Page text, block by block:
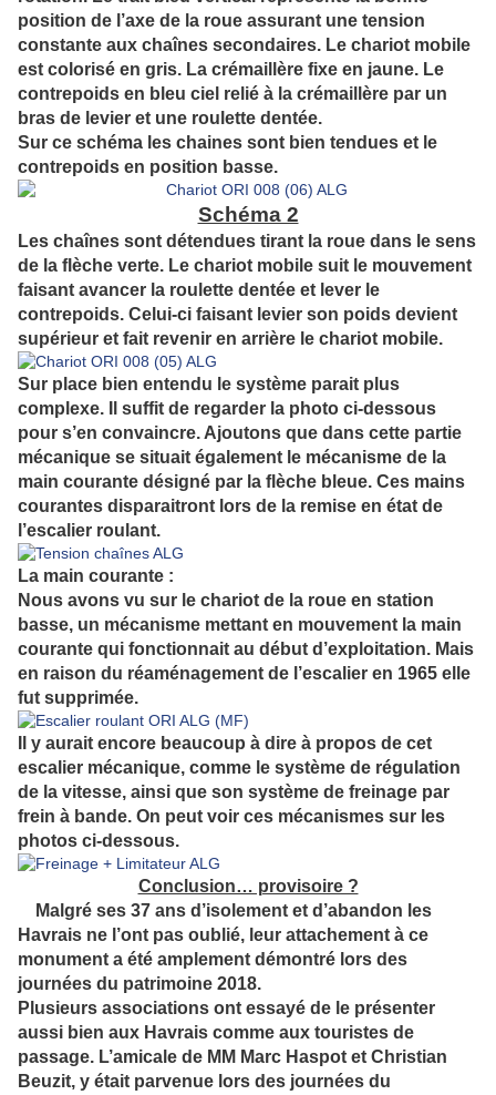
position de l’axe de la roue assurant une tension
constante aux chaînes secondaires. Le chariot mobile
est colorisé en gris. La crémaillère fixe en jaune. Le
contrepoids en bleu ciel relié à la crémaillère par un
bras de levier et une roulette dentée.
Sur ce schéma les chaines sont bien tendues et le
contrepoids en position basse.
Schéma 2
Les chaînes sont détendues tirant la roue dans le sens
de la flèche verte. Le chariot mobile suit le mouvement
faisant avancer la roulette dentée et lever le
contrepoids. Celui-ci faisant levier son poids devient
supérieur et fait revenir en arrière le chariot mobile.
Sur place bien entendu le système parait plus
complexe. Il suffit de regarder la photo ci-dessous
pour s’en convaincre. Ajoutons que dans cette partie
mécanique se situait également le mécanisme de la
main courante désigné par la flèche bleue. Ces mains
courantes disparaitront lors de la remise en état de
l’escalier roulant.
La main courante :
Nous avons vu sur le chariot de la roue en station
basse, un mécanisme mettant en mouvement la main
courante qui fonctionnait au début d’exploitation. Mais
en raison du réaménagement de l’escalier en 1965 elle
fut supprimée.
Il y aurait encore beaucoup à dire à propos de cet
escalier mécanique, comme le système de régulation
de la vitesse, ainsi que son système de freinage par
frein à bande. On peut voir ces mécanismes sur les
photos ci-dessous.
Conclusion… provisoire ?
Malgré ses 37 ans d’isolement et d’abandon les
Havrais ne l’ont pas oublié, leur attachement à ce
monument a été amplement démontré lors des
journées du patrimoine 2018.
Plusieurs associations ont essayé de le présenter
aussi bien aux Havrais comme aux touristes de
passage. L’amicale de MM Marc Haspot et Christian
Beuzit, y était parvenue lors des journées du